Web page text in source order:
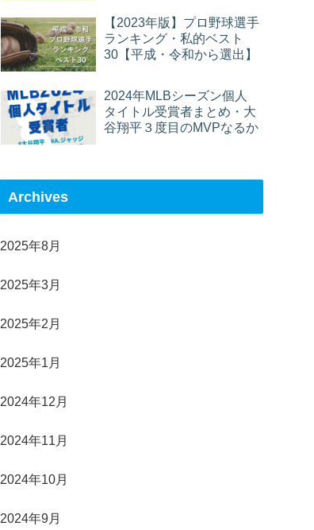
【2023年版】プロ野球選手
ランキング・私的ベスト
30【平成・令和から選出】
2024年MLBシーズン個人
タイトル受賞者まとめ・大
谷翔平３度目のMVPなるか
Archives
2025年8月
2025年3月
2025年2月
2025年1月
2024年12月
2024年11月
2024年10月
2024年9月